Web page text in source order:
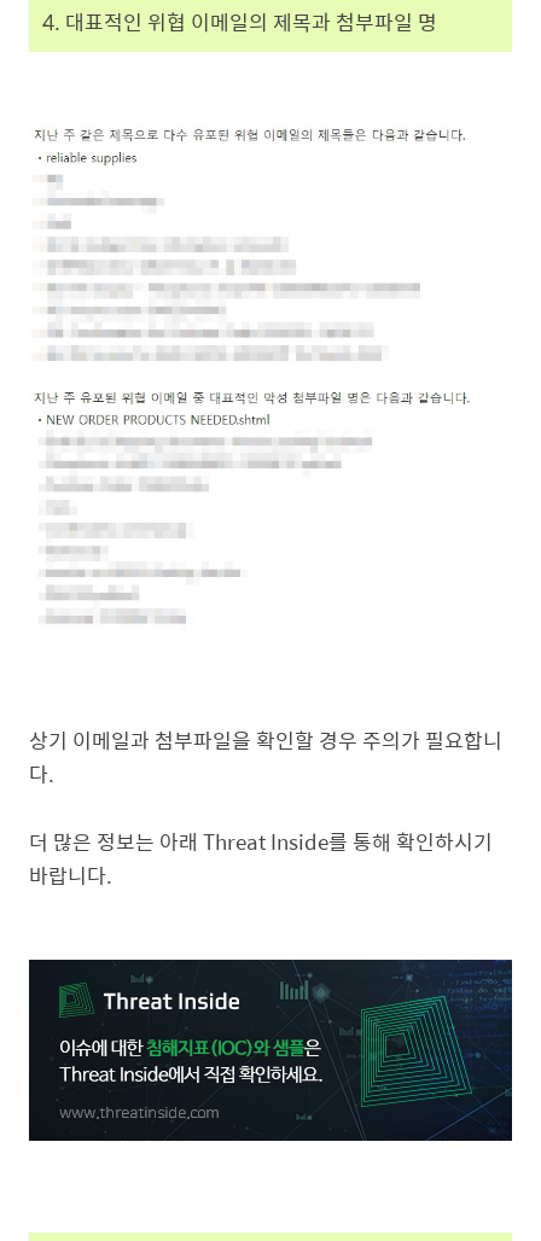
4. 대표적인 위협 이메일의 제목과 첨부파일 명
상기 이메일과 첨부파일을 확인할 경우 주의가 필요합니
다.
더 많은 정보는 아래 Threat Inside를 통해 확인하시기
바랍니다.